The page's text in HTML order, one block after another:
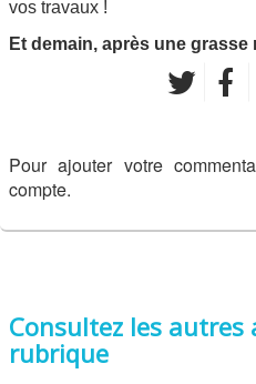
vos travaux !
Et demain, après une grasse
Pour ajouter votre
compte.
Consultez les autres
rubrique